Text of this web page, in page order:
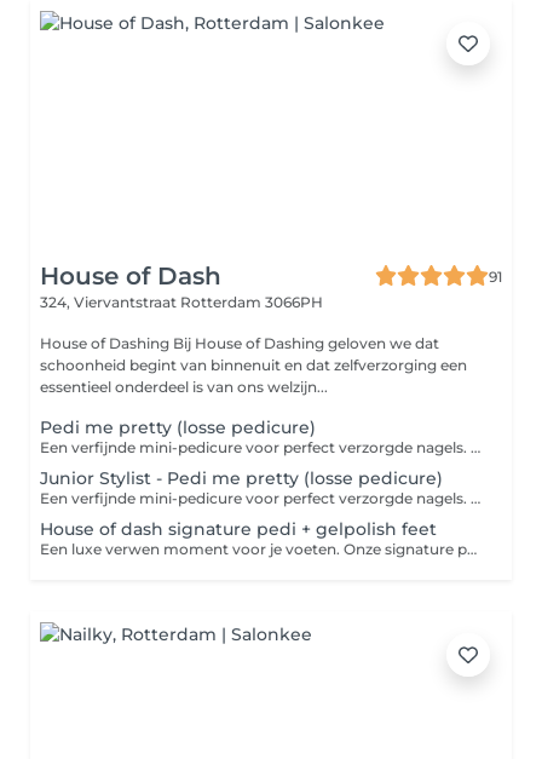
House of Dash
91
324, Viervantstraat Rotterdam 3066PH
House of Dashing Bij House of Dashing geloven we dat
schoonheid begint van binnenuit en dat zelfverzorging een
essentieel onderdeel is van ons welzijn...
Pedi me pretty (losse pedicure)
Een verfijnde mini-pedicure voor perfect verzorgde nagels. Inclusief vijlen, nagelriemverzorging, subtiele eeltverwijdering. Clean en perfect verzorgd. LET OP: wij bieden uitsluitend cosmetische pedicures aan. Medische pedicure vallen buiten onze dienstverlening. Mocht er sprake zijn van een medische behandeling, kunnen wij de afspraak hierop afwijzen.
Junior Stylist - Pedi me pretty (losse pedicure)
Een verfijnde mini-pedicure voor perfect verzorgde nagels. Inclusief vijlen, nagelriemverzorging, subtiele eeltverwijdering. Clean en perfect verzorgd. LET OP: wij bieden uitsluitend cosmetische pedicures aan. Medische pedicure vallen buiten onze dienstverlening. Mocht er sprake zijn van een medische behandeling, kunnen wij de afspraak hierop afwijzen.
House of dash signature pedi + gelpolish feet
Een luxe verwen moment voor je voeten. Onze signature pedicure combineert intensieve verzorging met pure ontspanning. Inclusief een voetenbad, nagelverzorging, subtiele eeltverwijdering, scrub, masker, massage en perfect gelakte nagels. For perfectly pampered feet. LET OP: Wij bieden uitsluitend cosmetische pedicures aan. Medische pedicures vallen buiten onze dienstverlening. Mocht er sprake zijn van een medische behandeling kunnen wij de afspraak hierop afwijzen.